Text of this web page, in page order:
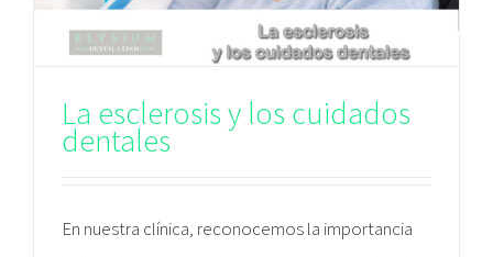
La esclerosis y los cuidados
dentales
En nuestra clínica, reconocemos la importancia